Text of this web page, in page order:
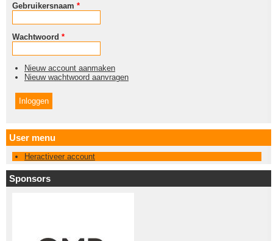
Gebruikersnaam *
Wachtwoord *
Nieuw account aanmaken
Nieuw wachtwoord aanvragen
User menu
Heractiveer account
Sponsors